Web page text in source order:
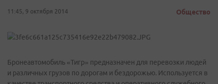
11:45, 9 октября 2014 Общество
Бронеавтомобиль «Тигр» предназначен для перевозки людей
и различных грузов по дорогам и бездорожью. Используется в